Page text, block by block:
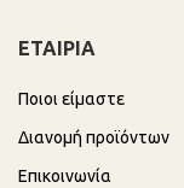
ΕΤΑΙΡΙΑ
Ποιοι είμαστε
Διανομή προϊόντων
Επικοινωνία